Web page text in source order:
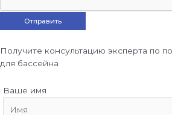
Получите консультацию эксперта по
для бассейна
Ваше имя